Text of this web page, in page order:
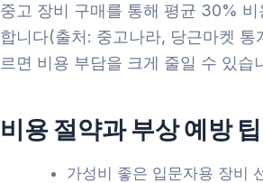
중고 장비 구매를 통해 평균 30%
합니다(출처: 중고나라, 당근마켓
르면 비용 부담을 크게 줄일 수 있습
비용 절약과 부상 예방 팁
가성비 좋은 입문자용 장비